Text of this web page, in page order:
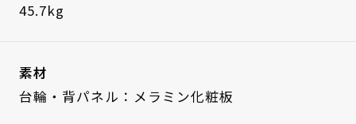
45.7kg
素材
台輪・背パネル：メラミン化粧板